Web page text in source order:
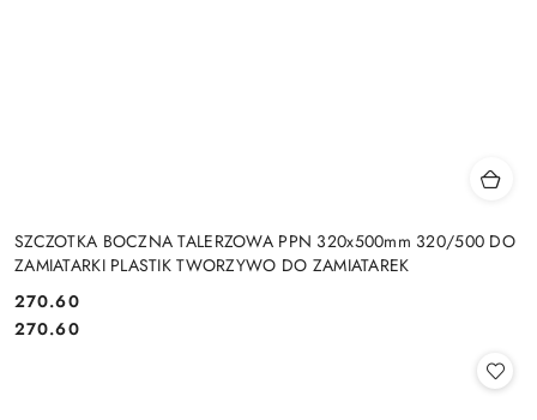
SZCZOTKA BOCZNA TALERZOWA PPN 320x500mm 320/500 DO
ZAMIATARKI PLASTIK TWORZYWO DO ZAMIATAREK
Cena:
270.60
Cena:
270.60